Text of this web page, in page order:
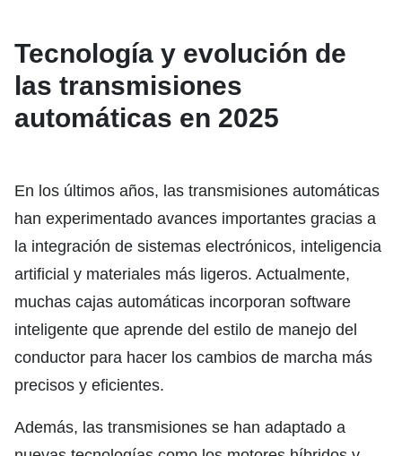
Tecnología y evolución de
las transmisiones
automáticas en 2025
En los últimos años, las transmisiones automáticas
han experimentado avances importantes gracias a
la integración de sistemas electrónicos, inteligencia
artificial y materiales más ligeros. Actualmente,
muchas cajas automáticas incorporan software
inteligente que aprende del estilo de manejo del
conductor para hacer los cambios de marcha más
precisos y eficientes.
Además, las transmisiones se han adaptado a